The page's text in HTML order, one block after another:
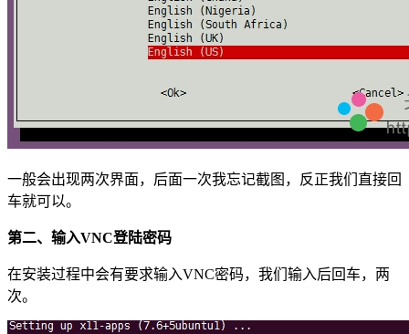
一般会出现两次界面，后面一次我忘记截图，反正我们直接回
车就可以。
第二、输入VNC登陆密码
在安装过程中会有要求输入VNC密码，我们输入后回车，两
次。